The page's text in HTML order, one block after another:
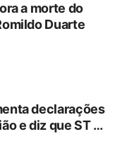
a morte do
Duarte
declarações
e diz que ST é